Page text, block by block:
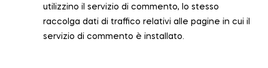
utilizzino il servizio di commento, lo stesso
raccolga dati di traffico relativi alle pagine in cui il
servizio di commento è installato.